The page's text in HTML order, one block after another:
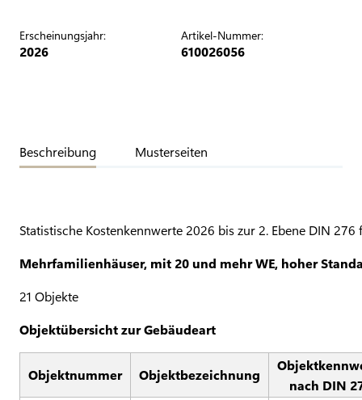
Erscheinungsjahr:
2026
Artikel-Nummer:
610026056
Beschreibung Musterseiten
Statistische Kostenkennwerte 2026 bis zur 2. Ebene DIN 276
Mehrfamilienhäuser, mit 20 und mehr WE, hoher
21 Objekte
Objektübersicht zur Gebäudeart
Objektnummer Objektbezeichnung
nach DIN